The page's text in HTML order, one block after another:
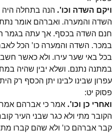
ויקם השדה וכו'. הנה בתחלה היה
השדה והמערה. ואברהם אומר
חנם השדה בכסף. אך עתה בגמר
במכר. השדה והמערה כו' הכל
בכל באי שער עירו. ולא כאשר חשב
במתנה נתנם. ושלא יבין שהיה
עפרון שבינו לבינו יתן הכסף רק
פסוק יט:
ואחרי כן וכו'. אמר כי אברהם אמר
הקובר מתי ולא כגר שבני העיר
קבר אברהם כו' ולא שהם קברו מתו